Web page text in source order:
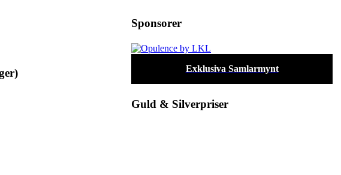
Sponsorer
Exklusiva Samlarmynt
Guld & Silverpriser